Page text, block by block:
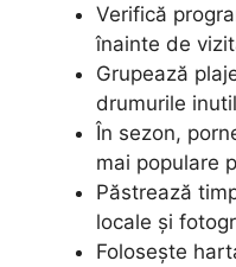
Verifică
înainte de
Grupează
drumurile
În sezon,
mai populare
Păstrează
locale și
Folosește